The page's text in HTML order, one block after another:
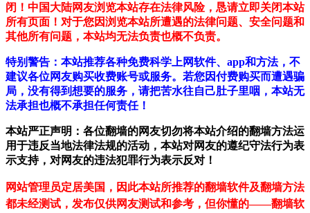
闭！中国大陆网友浏览本站存在法律风险，恳请立即关闭本站
所有页面！对于您因浏览本站所遭遇的法律问题、安全问题和
其他所有问题，本站均无法负责也概不负责。
特别警告：本站推荐各种免费科学上网软件、app和方法，不
建议各位网友购买收费账号或服务。若您因付费购买而遭遇骗
局，没有得到想要的服务，请把苦水往自己肚子里咽，本站无
法承担也概不承担任何责任！
本站严正声明：各位翻墙的网友切勿将本站介绍的翻墙方法运
用于违反当地法律法规的活动，本站对网友的遵纪守法行为表
示支持，对网友的违法犯罪行为表示反对！
网站管理员定居美国，因此本站所推荐的翻墙软件及翻墙方法
都未经测试，发布仅供网友测试和参考，但你懂的——翻墙软